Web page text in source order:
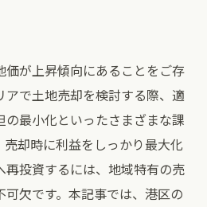
価が上昇傾向にあることをご存
で土地売却を検討する際、適
最小化といったさまざまな課
却時に利益をしっかり最大化
再投資するには、地域特有の売
欠です。本記事では、港区の